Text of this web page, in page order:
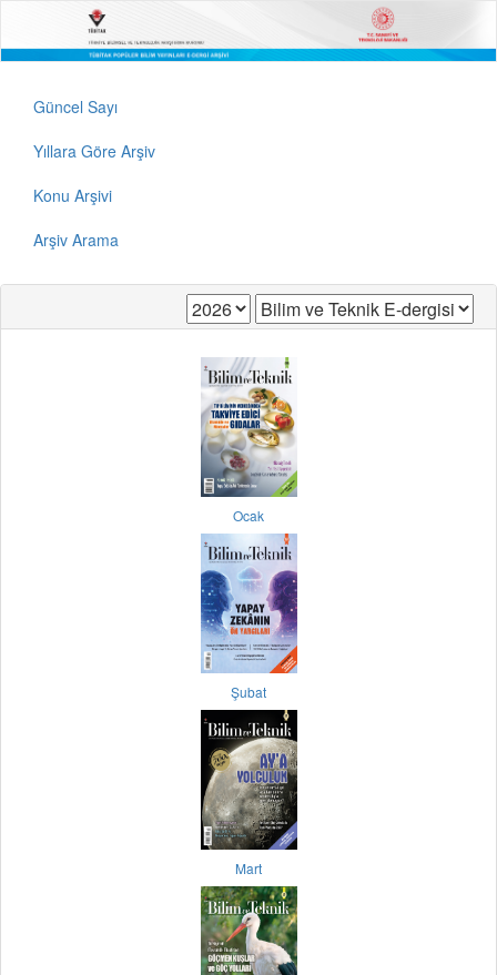
Güncel Sayı
Yıllara Göre Arşiv
Konu Arşivi
Arşiv Arama
Ocak
Şubat
Mart